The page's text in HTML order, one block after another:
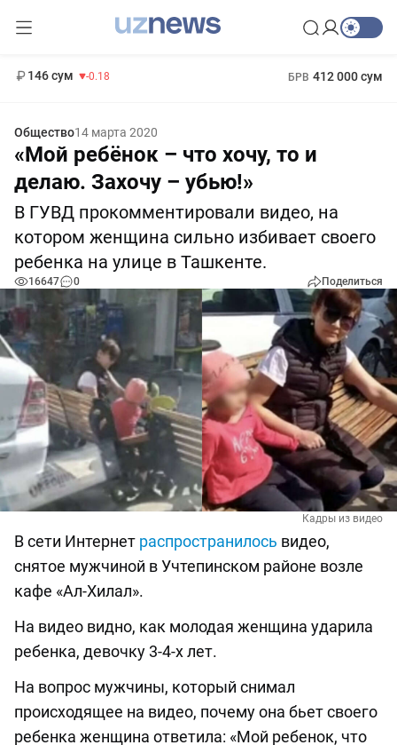
146 сум -0.18 БРВ 412 000 сум
Общество14 марта 2020
«Мой ребёнок – что хочу, то и
делаю. Захочу – убью!»
В ГУВД прокомментировали видео, на
котором женщина сильно избивает своего
ребенка на улице в Ташкенте.
16647 0 Поделиться
Кадры из видео
В сети Интернет распространилось видео,
снятое мужчиной в Учтепинском районе возле
кафе «Ал-Хилал».
На видео видно, как молодая женщина ударила
ребенка, девочку 3-4-х лет.
На вопрос мужчины, который снимал
происходящее на видео, почему она бьет своего
ребенка женщина ответила: «Мой ребенок, что